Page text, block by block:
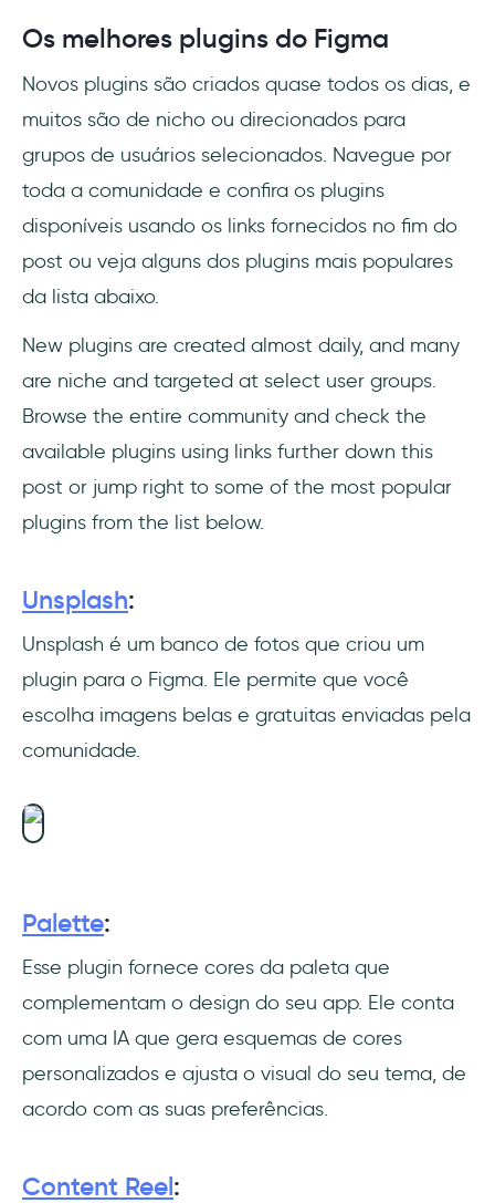
É multiplataforma
Slack e comunicação em equipe
Atualização em tempo real
Obtendo avaliações e feedback
Transferência
Controle de versão automático ou sob
demanda
O Figma melhora o trabalho em equipe
Desenvolvimento de plugins para o Figma
Como eu posso criar um plugin para o
Figma?
Por que eu não posso criar animações com o
Figma?
Os melhores plugins do Figma
Novos plugins são criados quase todos os dias, e
muitos são de nicho ou direcionados para
grupos de usuários selecionados. Navegue por
toda a comunidade e confira os plugins
disponíveis usando os links fornecidos no fim do
post ou veja alguns dos plugins mais populares
da lista abaixo.
New plugins are created almost daily, and many
are niche and targeted at select user groups.
Browse the entire community and check the
available plugins using links further down this
post or jump right to some of the most popular
plugins from the list below.
Unsplash:
Unsplash é um banco de fotos que criou um
plugin para o Figma. Ele permite que você
escolha imagens belas e gratuitas enviadas pela
comunidade.
Palette:
Esse plugin fornece cores da paleta que
complementam o design do seu app. Ele conta
com uma IA que gera esquemas de cores
personalizados e ajusta o visual do seu tema, de
acordo com as suas preferências.
Content Reel: